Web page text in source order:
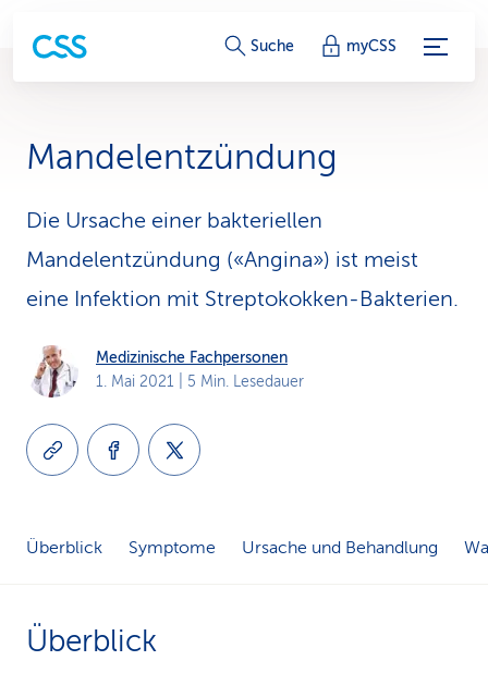
S
r
i
c
e
-
L
Suche myCSS
Mandelentzündung
Die Ursache einer bakteriellen
Mandelentzündung («Angina») ist meist
eine Infektion mit Streptokokken-Bakterien.
Medizinische Fachpersonen
1. Mai 2021 | 5 Min. Lesedauer
Überblick Symptome Ursache und Behandlung
Überblick